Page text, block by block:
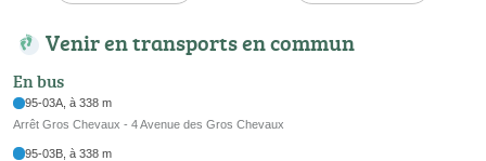
Venir en transports en commun
En bus
95-03A, à 338 m
Arrêt Gros Chevaux - 4 Avenue des Gros Chevaux
95-03B, à 338 m